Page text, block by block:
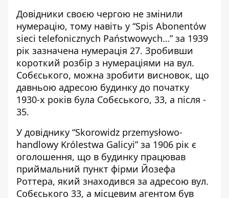
Довідники своєю чергою не змінили
нумерацію, тому навіть у “Spis Abonentów
sieci telefonicznych Państwowych…” за 1939
рік зазначена нумерація 27. Зробивши
короткий розбір з нумераціями на вул.
Собєського, можна зробити висновок, що
давньою адресою будинку до початку
1930-х років була Собєського, 33, а після -
35.
У довіднику “Skorowidz przemysłowo-
handlowy Królestwa Galicyi” за 1906 рік є
оголошення, що в будинку працював
приймальний пункт фірми Йозефа
Роттера, який знаходився за адресою вул.
Собєського 33, а місцевим агентом був